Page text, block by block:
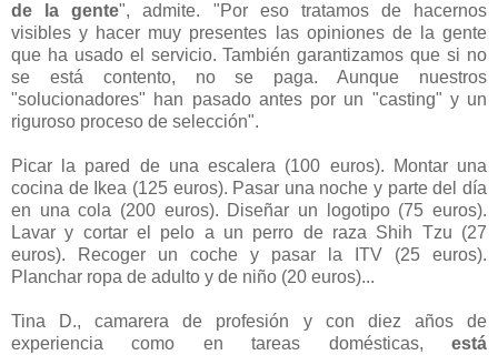
de la gente", admite. "Por eso tratamos de hacernos
visibles y hacer muy presentes las opiniones de la gente
que ha usado el servicio. También garantizamos que si no
se está contento, no se paga. Aunque nuestros
"solucionadores" han pasado antes por un "casting" y un
riguroso proceso de selección".
Picar la pared de una escalera (100 euros). Montar una
cocina de Ikea (125 euros). Pasar una noche y parte del día
en una cola (200 euros). Diseñar un logotipo (75 euros).
Lavar y cortar el pelo a un perro de raza Shih Tzu (27
euros). Recoger un coche y pasar la ITV (25 euros).
Planchar ropa de adulto y de niño (20 euros)...
Tina D., camarera de profesión y con diez años de
experiencia como en tareas domésticas, está